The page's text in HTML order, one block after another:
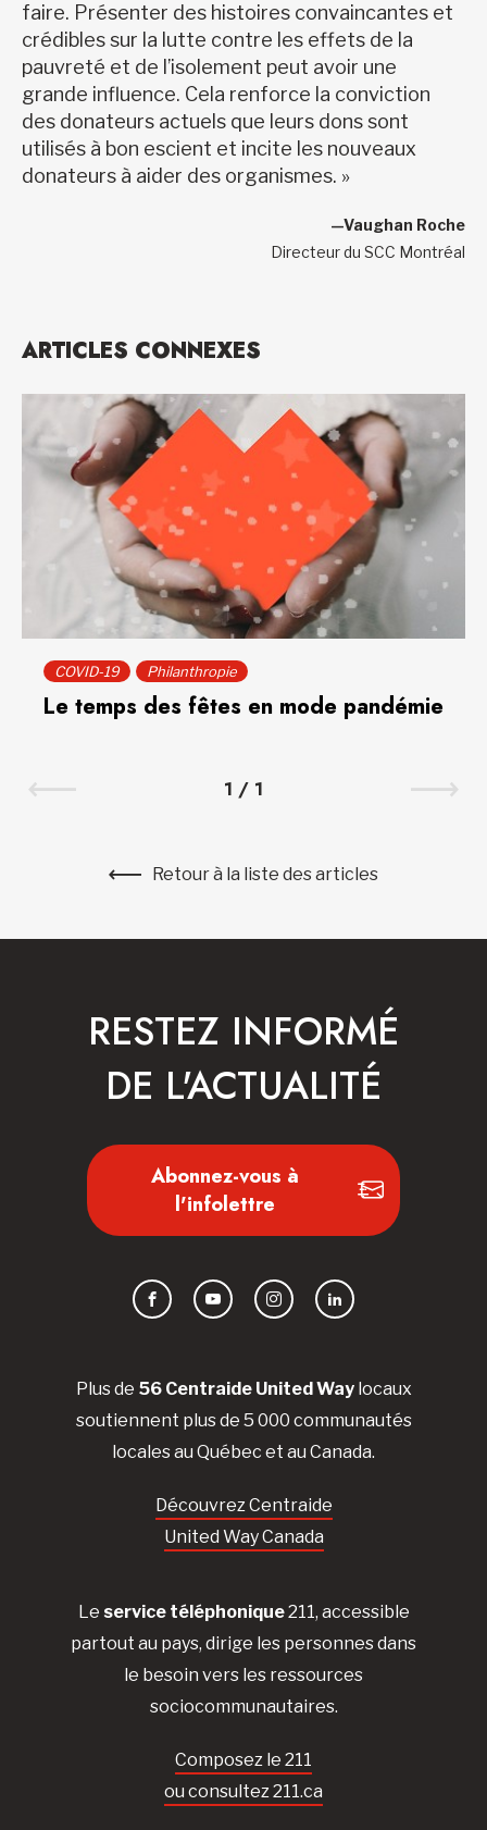
faire. Présenter des histoires convaincantes et
crédibles sur la lutte contre les effets de la
pauvreté et de l’isolement peut avoir une
grande influence. Cela renforce la conviction
des donateurs actuels que leurs dons sont
utilisés à bon escient et incite les nouveaux
donateurs à aider des organismes. »
—Vaughan Roche
Directeur du SCC Montréal
ARTICLES CONNEXES
COVID-19 Philanthropie
Le temps des fêtes en mode pandémie
1 / 1
Retour à la liste des articles
Plus de 56 Centraide United Waylocaux
soutiennent plus de 5 000 communautés
locales au Québec et au Canada.
Découvrez Centraide
United Way Canada
Le service téléphonique211, accessible
partout au pays, dirige les personnes dans
le besoin vers les ressources
sociocommunautaires.
Composez le 211
ou consultez 211.ca
RESTEZ INFORMÉ
DE L'ACTUALITÉ
Abonnez-vous à
l'infolettre
FacebookYouTubeInstagramLinkedIn